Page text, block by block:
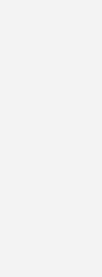
strate­gische
für alle Kunden­seg­